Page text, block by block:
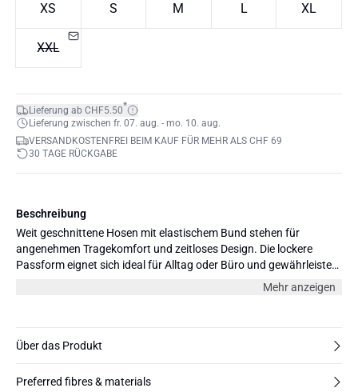
XS S M L XL
XXL
Lieferung ab CHF5.50*
Lieferung zwischen fr. 07. aug. - mo. 10. aug.
VERSANDKOSTENFREI BEIM KAUF FÜR MEHR ALS CHF 69
30 TAGE RÜCKGABE
Beschreibung
Weit geschnittene Hosen mit elastischem Bund stehen für
angenehmen Tragekomfort und zeitloses Design. Die lockere
Passform eignet sich ideal für Alltag oder Büro und gewährleistet
Mehr anzeigen
Über das Produkt
Preferred fibres & materials